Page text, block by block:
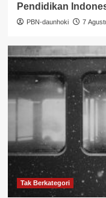
Pendidikan
PBN-daunhoki 7
Tak Berkategori